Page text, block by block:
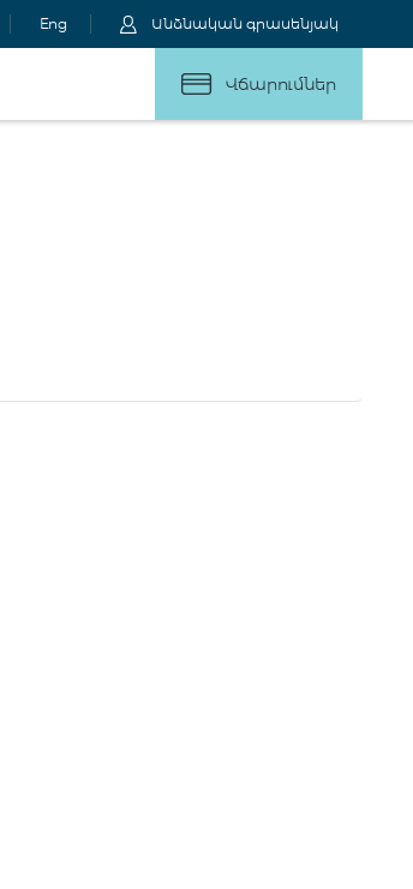
Eng Անձնական գրասենյակ
Վճարումներ